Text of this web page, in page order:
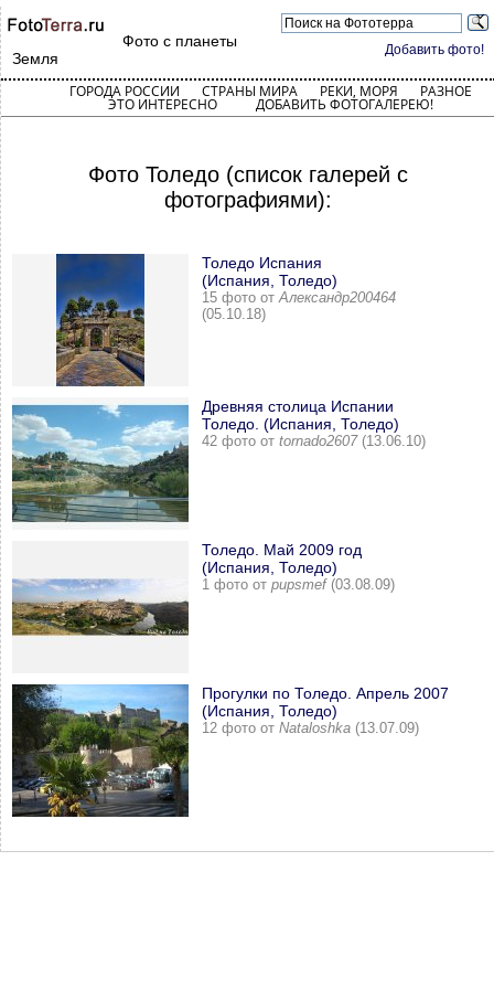
Добавить фото!
Фото с планеты
Земля
ГОРОДА РОССИИ СТРАНЫ МИРА РЕКИ, МОРЯ РАЗНОЕ
ЭТО ИНТЕРЕСНО ДОБАВИТЬ ФОТОГАЛЕРЕЮ!
Фото Толедо (список галерей с
фотографиями):
Толедо Испания
(Испания, Толедо)
15 фото отАлександр200464
(05.10.18)
Древняя столица Испании
Толедо. (Испания, Толедо)
42 фото от tornado2607(13.06.10)
Толедо. Май 2009 год
(Испания, Толедо)
1 фото от pupsmef(03.08.09)
Прогулки по Толедо. Апрель 2007
(Испания, Толедо)
12 фото от Nataloshka (13.07.09)